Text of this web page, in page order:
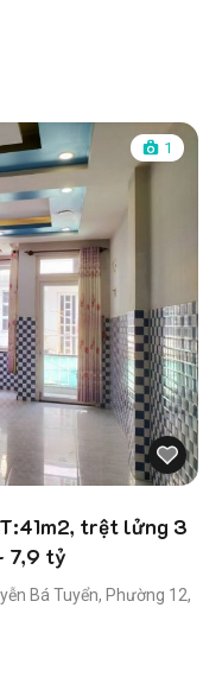
1
trệt lửng 3
7,9 tỷ
Bá Tuyển, Phường 12,